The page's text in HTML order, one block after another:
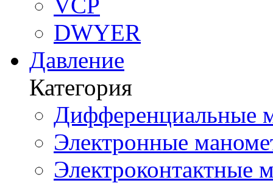
DWYER
Давление
Категория
Дифференциальные
Электронные
Электроконтактные